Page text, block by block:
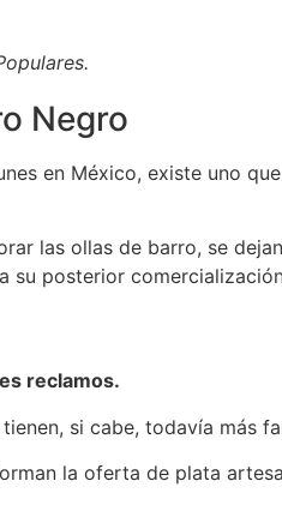
Negro
en México, existe uno
las ollas de barro, se
su posterior
reclamos.
si cabe, todavía más
la oferta de plata